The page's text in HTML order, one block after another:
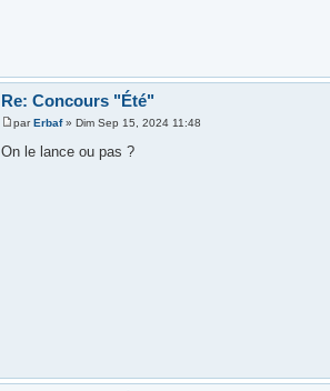
Re: Concours "Été"
parErbaf» Dim Sep 15, 2024 11:48
On le lance ou pas ?